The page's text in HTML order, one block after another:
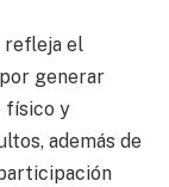
refleja el
generar
físico y
además de